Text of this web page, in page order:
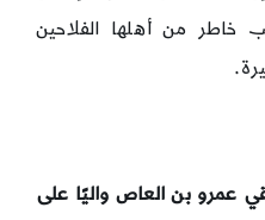
خاطر من أهلها الفلاحين
عمرو بن العاص واليًا على